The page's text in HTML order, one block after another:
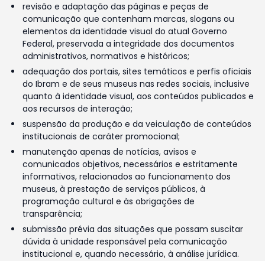
revisão e adaptação das páginas e peças de
comunicação que contenham marcas, slogans ou
elementos da identidade visual do atual Governo
Federal, preservada a integridade dos documentos
administrativos, normativos e históricos;
adequação dos portais, sites temáticos e perfis oficiais
do Ibram e de seus museus nas redes sociais, inclusive
quanto à identidade visual, aos conteúdos publicados e
aos recursos de interação;
suspensão da produção e da veiculação de conteúdos
institucionais de caráter promocional;
manutenção apenas de notícias, avisos e
comunicados objetivos, necessários e estritamente
informativos, relacionados ao funcionamento dos
museus, à prestação de serviços públicos, à
programação cultural e às obrigações de
transparência;
submissão prévia das situações que possam suscitar
dúvida à unidade responsável pela comunicação
institucional e, quando necessário, à análise jurídica.